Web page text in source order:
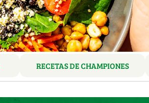
RECETAS DE CHAMPIONES